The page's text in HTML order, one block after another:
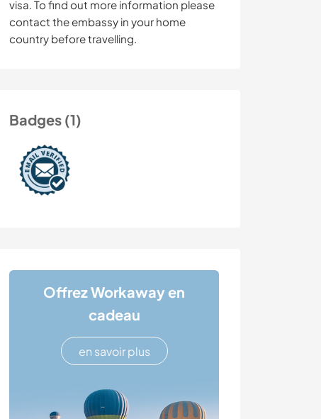
visa. To find out more information please
contact the embassy in your home
country before travelling.
Badges (1)
Offrez Workaway en
cadeau
en savoir plus